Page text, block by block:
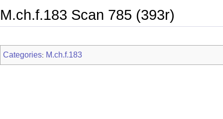
M.ch.f.183 Scan 785 (393r)
Categories: M.ch.f.183